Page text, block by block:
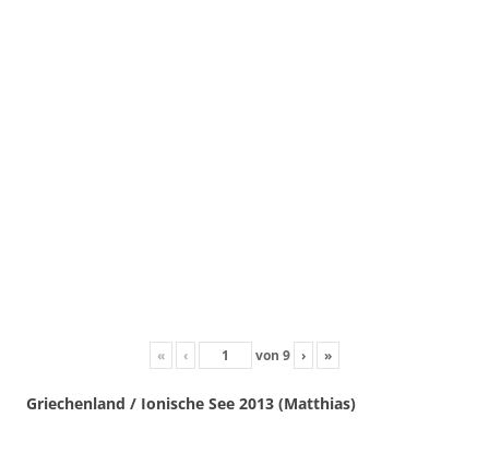
« ‹ von 9 › »
Griechenland / Ionische See 2013 (Matthias)